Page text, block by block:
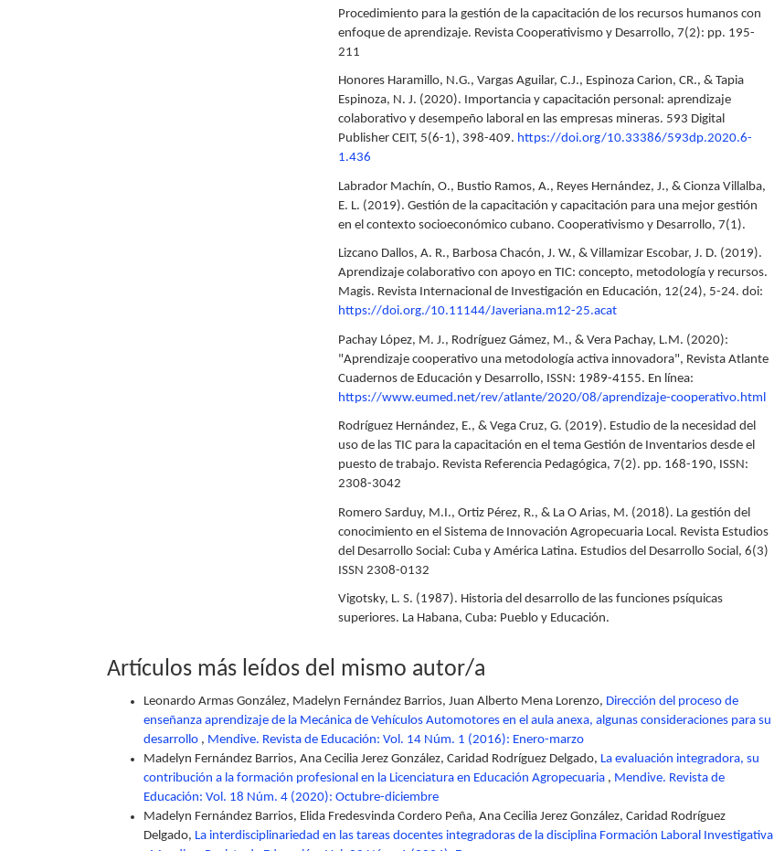
Procedimiento para la gestión de la capacitación de los recursos humanos con
enfoque de aprendizaje. Revista Cooperativismo y Desarrollo, 7(2): pp. 195-
211
Honores Haramillo, N.G., Vargas Aguilar, C.J., Espinoza Carion, CR., & Tapia
Espinoza, N. J. (2020). Importancia y capacitación personal: aprendizaje
colaborativo y desempeño laboral en las empresas mineras. 593 Digital
Publisher CEIT, 5(6-1), 398-409. https://doi.org/10.33386/593dp.2020.6-
1.436
Labrador Machín, O., Bustio Ramos, A., Reyes Hernández, J., & Cionza Villalba,
E. L. (2019). Gestión de la capacitación y capacitación para una mejor gestión
en el contexto socioeconómico cubano. Cooperativismo y Desarrollo, 7(1).
Lizcano Dallos, A. R., Barbosa Chacón, J. W., & Villamizar Escobar, J. D. (2019).
Aprendizaje colaborativo con apoyo en TIC: concepto, metodología y recursos.
Magis. Revista Internacional de Investigación en Educación, 12(24), 5-24. doi:
https://doi.org./10.11144/Javeriana.m12-25.acat
Pachay López, M. J., Rodríguez Gámez, M., & Vera Pachay, L.M. (2020):
"Aprendizaje cooperativo una metodología activa innovadora", Revista Atlante
Cuadernos de Educación y Desarrollo, ISSN: 1989-4155. En línea:
https://www.eumed.net/rev/atlante/2020/08/aprendizaje-cooperativo.html
Rodríguez Hernández, E., & Vega Cruz, G. (2019). Estudio de la necesidad del
uso de las TIC para la capacitación en el tema Gestión de Inventarios desde el
puesto de trabajo. Revista Referencia Pedagógica, 7(2). pp. 168-190, ISSN:
2308-3042
Romero Sarduy, M.I., Ortiz Pérez, R., & La O Arias, M. (2018). La gestión del
conocimiento en el Sistema de Innovación Agropecuaria Local. Revista Estudios
del Desarrollo Social: Cuba y América Latina. Estudios del Desarrollo Social, 6(3)
ISSN 2308-0132
Vigotsky, L. S. (1987). Historia del desarrollo de las funciones psíquicas
superiores. La Habana, Cuba: Pueblo y Educación.
Artículos más leídos del mismo autor/a
Leonardo Armas González, Madelyn Fernández Barrios, Juan Alberto Mena Lorenzo, Dirección del proceso de
enseñanza aprendizaje de la Mecánica de Vehículos Automotores en el aula anexa, algunas consideraciones para su
desarrollo , Mendive. Revista de Educación: Vol. 14 Núm. 1 (2016): Enero-marzo
Madelyn Fernández Barrios, Ana Cecilia Jerez González, Caridad Rodríguez Delgado, La evaluación integradora, su
contribución a la formación profesional en la Licenciatura en Educación Agropecuaria , Mendive. Revista de
Educación: Vol. 18 Núm. 4 (2020): Octubre-diciembre
Madelyn Fernández Barrios, Elida Fredesvinda Cordero Peña, Ana Cecilia Jerez González, Caridad Rodríguez
Delgado, La interdisciplinariedad en las tareas docentes integradoras de la disciplina Formación Laboral Investigativa